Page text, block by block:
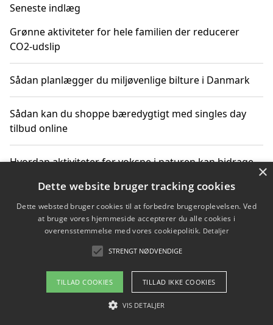
Seneste indlæg
Grønne aktiviteter for hele familien der reducerer
CO2-udslip
Sådan planlægger du miljøvenlige bilture i Danmark
Sådan kan du shoppe bæredygtigt med singles day
tilbud online
Hvordan aktiviteter for voksne i naturen kan bidrage
Sådan planlægger du dine vigtige datoer for CO2-
reduktion
Copyright 2026 - Pilanto Aps
Om / kontakt
×
Dette website bruger tracking cookies
Dette websted bruger cookies til at forbedre brugeroplevelsen. Ved
at bruge vores hjemmeside accepterer du alle cookies i
overensstemmelse med vores cookiepolitik. Detaljer
STRENGT NØDVENDIGE
TILLAD COOKIES TILLAD IKKE COOKIES
VIS DETALJER